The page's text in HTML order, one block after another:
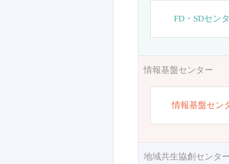
FD・SDセン
情報基盤センター
情報基盤セン
地域共生協創センタ